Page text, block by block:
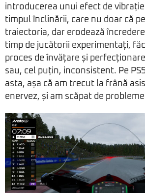
introducerea unui efect de
timpul înclinării, care nu doar că
traiectoria, dar erodează
timp de jucătorii experimentați,
proces de învățare și
sau, cel puțin, inconsistent. Pe
asta, așa că am trecut la frână
enervez, și am scăpat de